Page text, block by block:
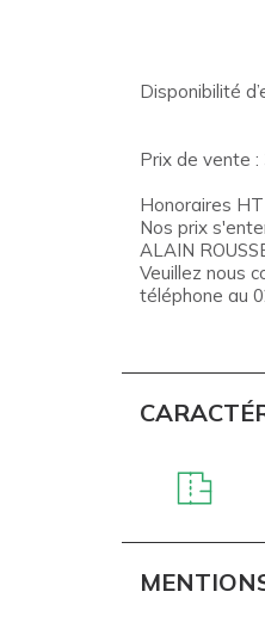
Disponibilité
Prix de vente :
Honoraires
Nos prix
ALAIN
Veuillez nous
téléphone au